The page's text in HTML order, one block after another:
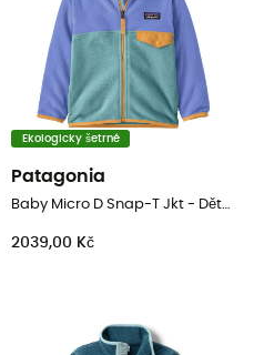
Ekologicky šetrné
Patagonia
Baby Micro D Snap-T Jkt - Dětská Fleesová mikina
2039,00 Kč